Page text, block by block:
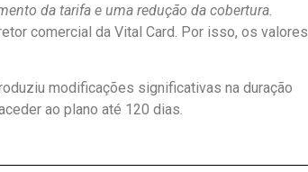
da tarifa e uma redução da cobertura.
comercial da Vital Card. Por isso, os valores
modificações significativas na duração
ao plano até 120 dias.